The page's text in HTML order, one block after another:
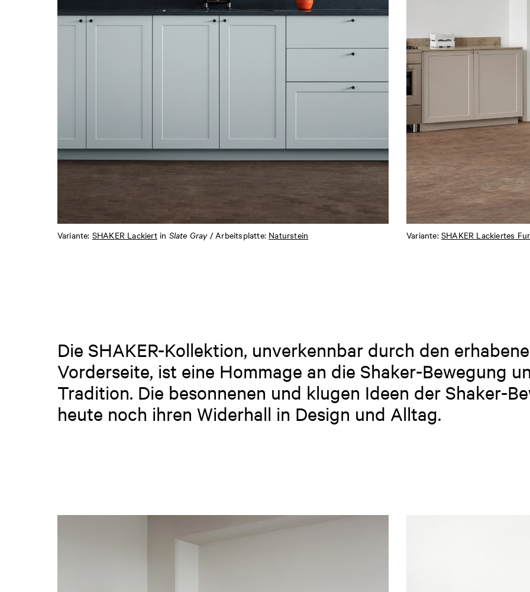
Variante: SHAKER Lackiertin Slate Gray/ Arbeitsplatte: Naturstein Variante:SHAKER Lackiertes
Die SHAKER-Kollektion, unverkennbar durch den
Vorderseite, ist eine Hommage an die Shaker-Bewegung
Tradition. Die besonnenen und klugen Ideen der Shaker-
heute noch ihren Widerhall in Design und Alltag.